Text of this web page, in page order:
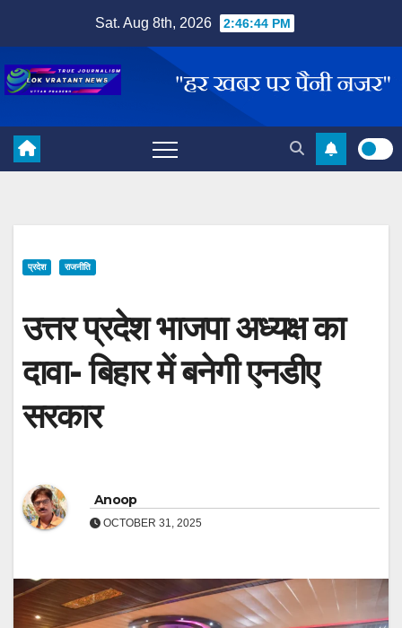
content
Sat. Aug 8th, 2026 2:46:45 PM
प्रदेश राजनीति
उत्तर प्रदेश भाजपा अध्यक्ष का
दावा- बिहार में बनेगी एनडीए
सरकार
Anoop
OCTOBER 31, 2025